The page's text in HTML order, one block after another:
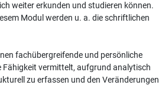
weiter erkunden und studieren können.
Modul werden u. a. die schriftlichen
fachübergreifende und persönliche
Fähigkeit vermittelt, aufgrund analytisch
zu erfassen und den Veränderungen